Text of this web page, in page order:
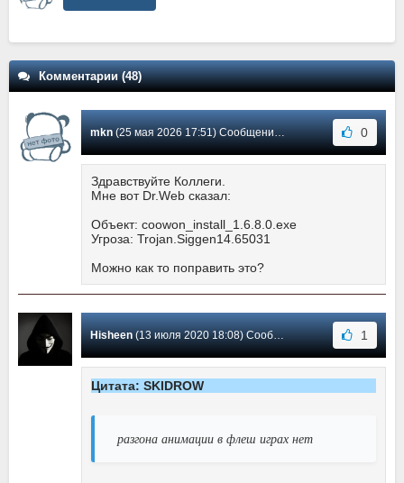
Комментарии (48)
mkn(25 мая 2026 17:51) Сообщение #47 0
Здравствуйте Коллеги.
Мне вот Dr.Web сказал:
Объект: coowon_install_1.6.8.0.exe
Угроза: Trojan.Siggen14.65031
Можно как то поправить это?
Hisheen(13 июля 2020 18:08) Сообщение #46 1
Цитата: SKIDROW
разгона анимации в флеш играх нет